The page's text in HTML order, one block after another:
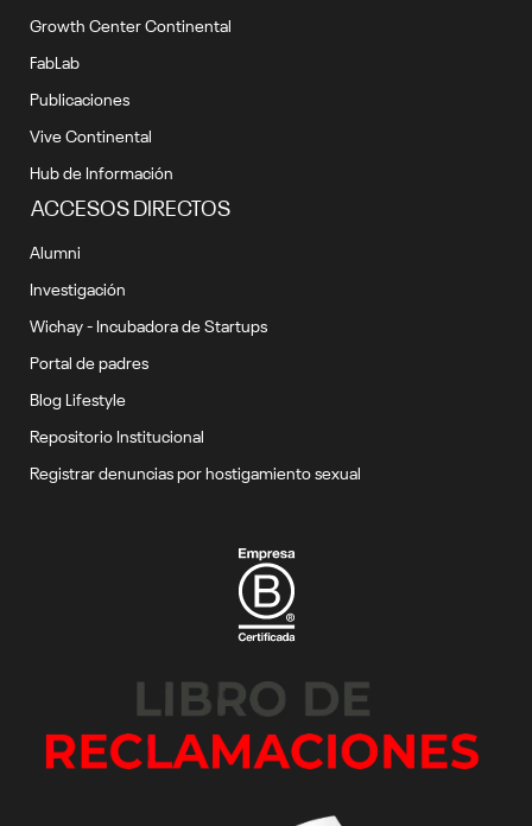
Growth Center Continental
FabLab
Publicaciones
Vive Continental
Hub de Información
ACCESOS DIRECTOS
Alumni
Investigación
Wichay - Incubadora de Startups
Portal de padres
Blog Lifestyle
Repositorio Institucional
Registrar denuncias por hostigamiento sexual